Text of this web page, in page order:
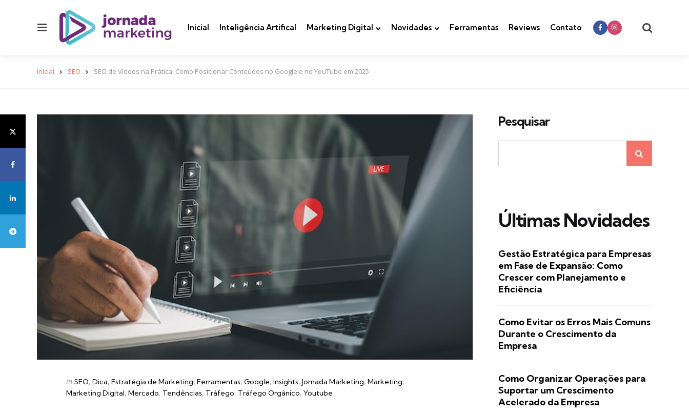
Inicial Inteligência Artifical Marketing Digital Novidades Ferramentas Reviews Contato
Inicial SEO SEO de Vídeos na Prática: Como Posicionar Conteúdos no Google e no YouTube em 2025
Categories
Posted
in
in SEO Dica Estratégia de Marketing Ferramentas Google Insights Jornada Marketing Marketing
Marketing Digital Mercado Tendências Tráfego Tráfego Orgânico Youtube
Pesquisar
Últimas Novidades
Gestão Estratégica para Empresas
em Fase de Expansão: Como
Crescer com Planejamento e
Eficiência
Como Evitar os Erros Mais Comuns
Durante o Crescimento da
Empresa
Como Organizar Operações para
Suportar um Crescimento
Acelerado da Empresa